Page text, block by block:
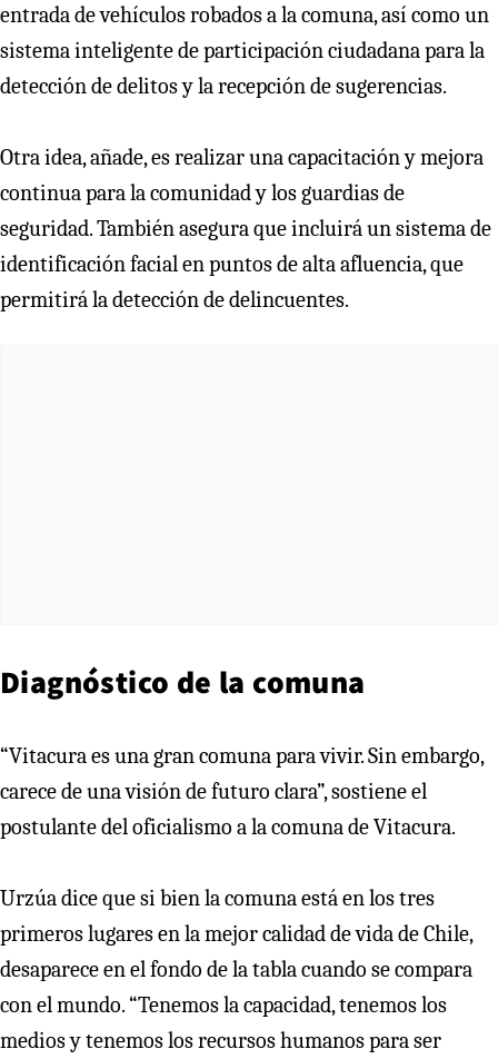
entrada de vehículos robados a la comuna, así como un
sistema inteligente de participación ciudadana para la
detección de delitos y la recepción de sugerencias.
Otra idea, añade, es realizar una capacitación y mejora
continua para la comunidad y los guardias de
seguridad. También asegura que incluirá un sistema de
identificación facial en puntos de alta afluencia, que
permitirá la detección de delincuentes.
Diagnóstico de la comuna
“Vitacura es una gran comuna para vivir. Sin embargo,
carece de una visión de futuro clara”, sostiene el
postulante del oficialismo a la comuna de Vitacura.
Urzúa dice que si bien la comuna está en los tres
primeros lugares en la mejor calidad de vida de Chile,
desaparece en el fondo de la tabla cuando se compara
con el mundo. “Tenemos la capacidad, tenemos los
medios y tenemos los recursos humanos para ser